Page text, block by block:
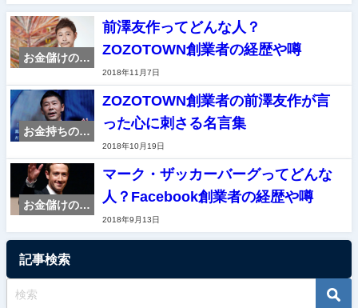
お金儲けのス
紹介
前澤友作ってどんな人？
ZOZOTOWN創業者の経歴や噂
2018年11月7日
お金持ちの特
ド・名言集
ZOZOTOWN創業者の前澤友作が言
った心に刺さる名言集
2018年10月19日
お金儲けのス
紹介
マーク・ザッカーバーグってどんな
人？Facebook創業者の経歴や噂
2018年9月13日
記事検索